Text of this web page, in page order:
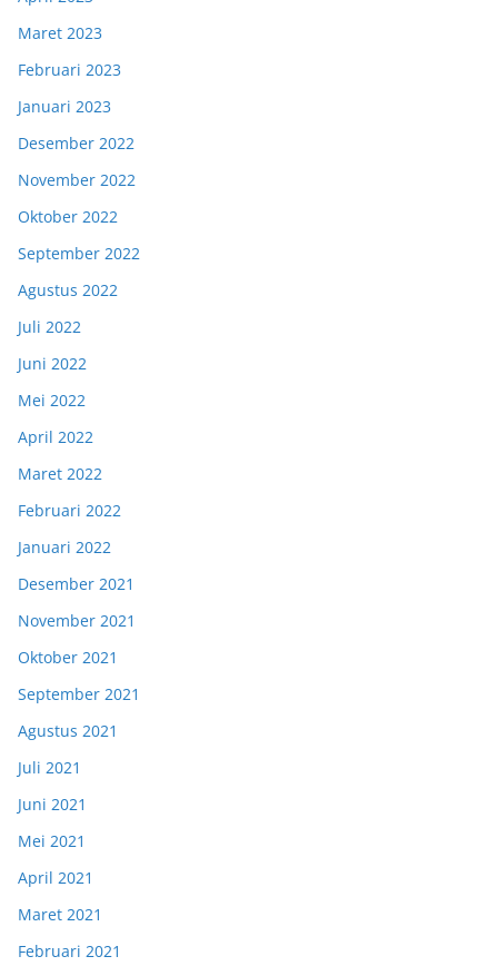
Maret 2023
Februari 2023
Januari 2023
Desember 2022
November 2022
Oktober 2022
September 2022
Agustus 2022
Juli 2022
Juni 2022
Mei 2022
April 2022
Maret 2022
Februari 2022
Januari 2022
Desember 2021
November 2021
Oktober 2021
September 2021
Agustus 2021
Juli 2021
Juni 2021
Mei 2021
April 2021
Maret 2021
Februari 2021